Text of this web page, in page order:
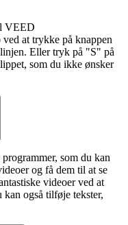
VEED
at trykke på knappen
Eller tryk på "S" på
som du ikke ønsker
som du kan
og få dem til at se
videoer ved at
også tilføje tekster,